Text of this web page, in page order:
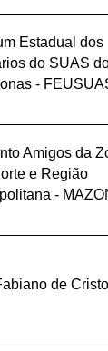
Estadual dos
do SUAS
-
Amigos da
e Região
-
de Cristo